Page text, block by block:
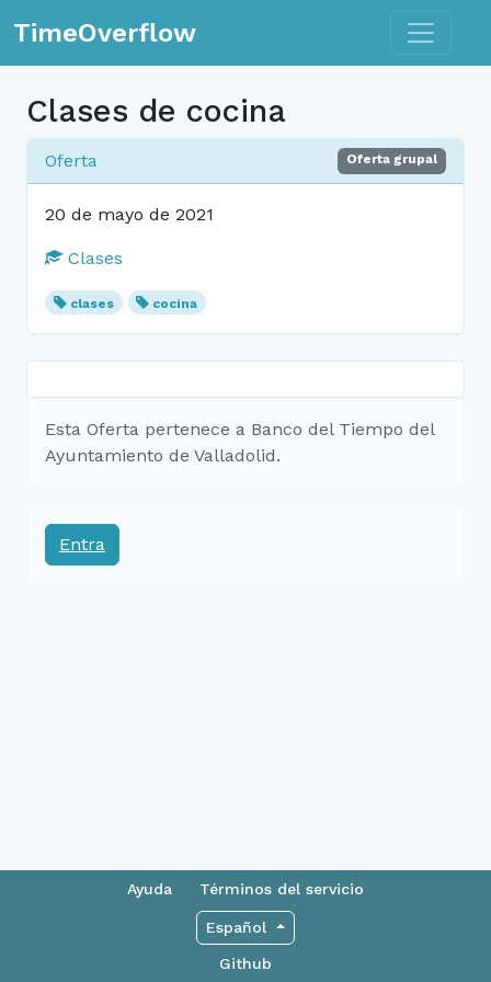
TimeOverflow Toggle
Clases de cocina
Oferta Oferta grupal
20 de mayo de 2021
Clases
clases cocina
Esta Oferta pertenece a Banco del Tiempo del
Ayuntamiento de Valladolid.
Entra
Ayuda Términos del servicio
Español
Github